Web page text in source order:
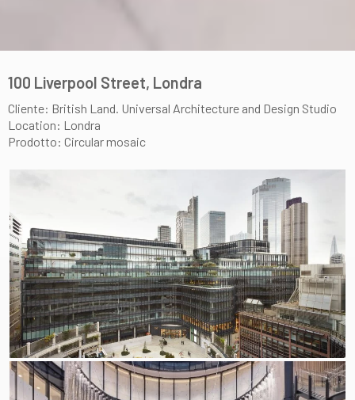
100 Liverpool Street, Londra
Cliente: British Land. Universal Architecture and Design Studio
Location: Londra
Prodotto: Circular mosaic